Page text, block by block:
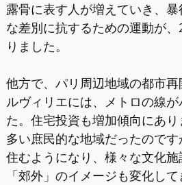
露骨に表す人が増えていき、
な差別に抗するための運動が
りました。
他方で、パリ周辺地域の都市
ルヴィリエには、メトロの線
た。住宅投資も増加傾向にあ
多い庶民的な地域だったので
住むようになり、様々な文化
「郊外」のイメージも変化して